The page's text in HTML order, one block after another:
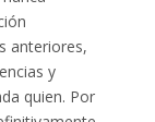
anteriores,
y
quien. Por